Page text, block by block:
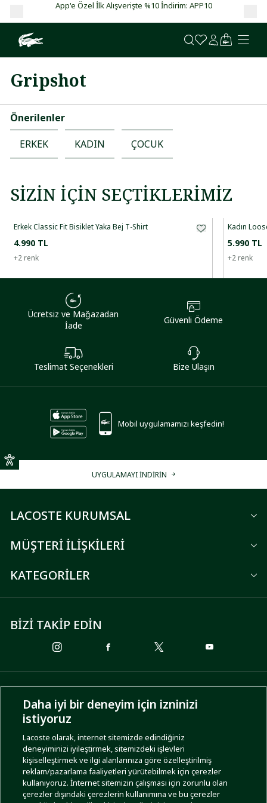
App'e Özel İlk Alışverişte %10 İndirim: APP10
Gripshot
Önerilenler
ERKEK
KADIN ÇOCUK
SIZIN İÇIN SEÇTIKLERIMIZ
Erkek Classic Fit Bisiklet Yaka Bej T-Shirt
4.990 TL
+2 renk
Kadın
5.990 TL
+2 renk
Ücretsiz ve Mağazadan
İade
Güvenli Ödeme
Teslimat Seçenekleri Bize Ulaşın
Mobil uygulamamızı keşfedin!
UYGULAMAYI İNDİRİN
LACOSTE KURUMSAL
MÜŞTERİ İLİŞKİLERİ
KATEGORİLER
BİZİ TAKİP EDİN
ÖDEME SEÇENEKLERİ
KARGO SEÇENEKLERİ
Daha iyi bir deneyim için izninizi
istiyoruz
Lacoste olarak, internet sitemizde edindiğiniz
deneyiminizi iyileştirmek, sitemizdeki işlevleri
kişiselleştirmek ve ilgi alanlarınıza göre özelleştirilmiş
reklam/pazarlama faaliyetleri yürütebilmek için çerezler
kullanıyoruz. İnternet sitemizin çalışması için zorunlu olan
çerezler dışındaki çerezlerin kullanımına ve bu çerezler